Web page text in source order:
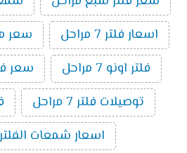
اسعار فلتر 7 مراحل
سعر
فلتر اونو 7 مراحل
سعر فلتر 7
توصيلات فلتر 7 مراحل
اسعار شمعات الفلتر ٧ مراحل